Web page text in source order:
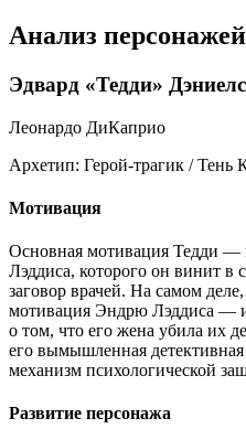
Анализ персонажей
Эдвард «Тедди»
Леонардо ДиКаприо
Архетип: Герой-трагик / Тень
Мотивация
Основная мотивация Тедди
Лэддиса, которого он винит в
заговор врачей. На самом
мотивация Эндрю Лэддиса —
о том, что его жена убила их
его вымышленная
механизм психологической
Развитие персонажа